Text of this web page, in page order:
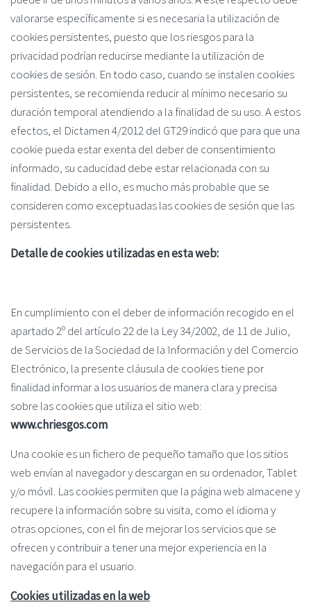
valorarse específicamente si es necesaria la utilización de
cookies persistentes, puesto que los riesgos para la
privacidad podrían reducirse mediante la utilización de
cookies de sesión. En todo caso, cuando se instalen cookies
persistentes, se recomienda reducir al mínimo necesario su
duración temporal atendiendo a la finalidad de su uso. A estos
efectos, el Dictamen 4/2012 del GT29 indicó que para que una
cookie pueda estar exenta del deber de consentimiento
informado, su caducidad debe estar relacionada con su
finalidad. Debido a ello, es mucho más probable que se
consideren como exceptuadas las cookies de sesión que las
persistentes.
Detalle de cookies utilizadas en esta web:
En cumplimiento con el deber de información recogido en el
apartado 2º del artículo 22 de la Ley 34/2002, de 11 de Julio,
de Servicios de la Sociedad de la Información y del Comercio
Electrónico, la presente cláusula de cookies tiene por
finalidad informar a los usuarios de manera clara y precisa
sobre las cookies que utiliza el sitio web:
www.chriesgos.com
Una cookie es un fichero de pequeño tamaño que los sitios
web envían al navegador y descargan en su ordenador, Tablet
y/o móvil. Las cookies permiten que la página web almacene y
recupere la información sobre su visita, como el idioma y
otras opciones, con el fin de mejorar los servicios que se
ofrecen y contribuir a tener una mejor experiencia en la
navegación para el usuario.
Cookies utilizadas en la web